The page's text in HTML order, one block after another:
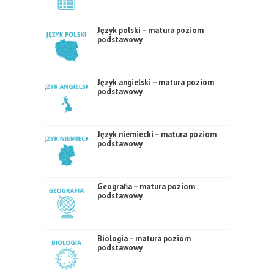
Język polski – matura poziom
podstawowy
Język angielski – matura poziom
podstawowy
Język niemiecki – matura poziom
podstawowy
Geografia – matura poziom
podstawowy
Biologia – matura poziom
podstawowy